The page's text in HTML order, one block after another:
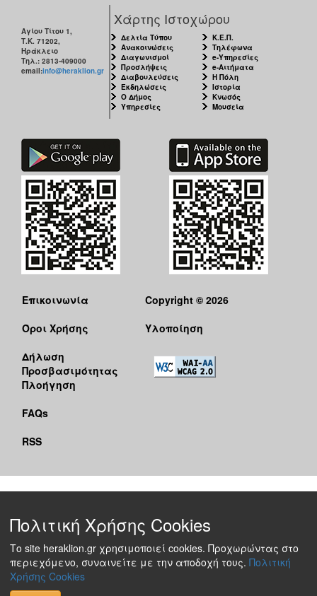
Αγίου Τίτου 1,
Τ.Κ. 71202,
Ηράκλειο
Τηλ.: 2813-409000
email:info@heraklion.gr
Χάρτης Ιστοχώρου
Δελτία Τύπου
Ανακοινώσεις
Διαγωνισμοί
Προσλήψεις
Διαβουλεύσεις
Εκδηλώσεις
Ο Δήμος
Υπηρεσίες
Κ.Ε.Π.
Τηλέφωνα
e-Υπηρεσίες
e-Αιτήματα
Η Πόλη
Ιστορία
Κνωσός
Μουσεία
Επικοινωνία
Όροι Χρήσης
Δήλωση
Προσβασιμότητας
Πλοήγηση
FAQs
RSS
Copyright © 2026
Υλοποίηση
Πολιτική Χρήσης Cookies
Το site heraklion.gr χρησιμοποιεί cookies. Προχωρώντας στο
περιεχόμενο, συναινείτε με την αποδοχή τους. Πολιτική
Χρήσης Cookies